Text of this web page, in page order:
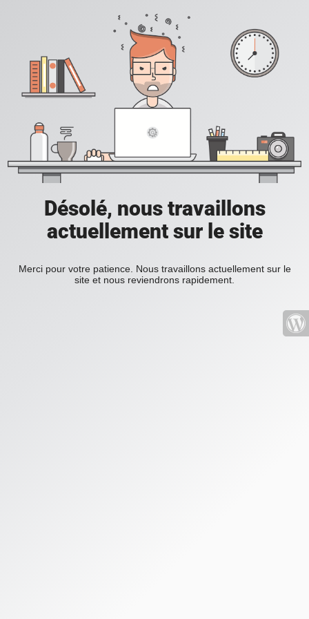
Désolé, nous travaillons
actuellement sur le site
Merci pour votre patience. Nous travaillons actuellement sur le
site et nous reviendrons rapidement.